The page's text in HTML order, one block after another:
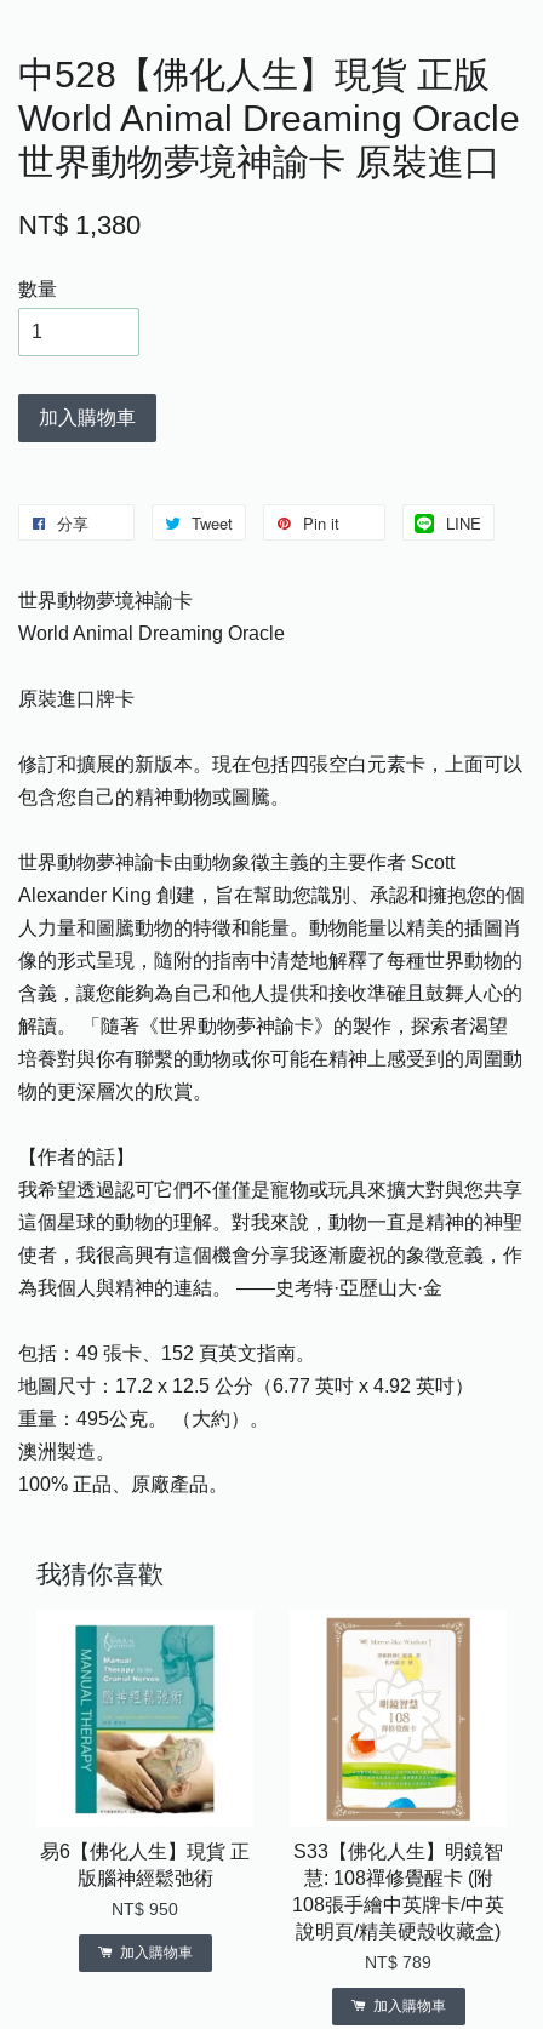
中528【佛化人生】現貨 正版
World Animal Dreaming Oracle
世界動物夢境神諭卡 原裝進口
NT$ 1,380
數量
加入購物車
分享 Tweet Pin it LINE
世界動物夢境神諭卡
World Animal Dreaming Oracle
原裝進口牌卡
修訂和擴展的新版本。現在包括四張空白元素卡，上面可以
包含您自己的精神動物或圖騰。
世界動物夢神諭卡由動物象徵主義的主要作者 Scott
Alexander King 創建，旨在幫助您識別、承認和擁抱您的個
人力量和圖騰動物的特徵和能量。動物能量以精美的插圖肖
像的形式呈現，隨附的指南中清楚地解釋了每種世界動物的
含義，讓您能夠為自己和他人提供和接收準確且鼓舞人心的
解讀。 「隨著《世界動物夢神諭卡》的製作，探索者渴望
培養對與你有聯繫的動物或你可能在精神上感受到的周圍動
物的更深層次的欣賞。
【作者的話】
我希望透過認可它們不僅僅是寵物或玩具來擴大對與您共享
這個星球的動物的理解。對我來說，動物一直是精神的神聖
使者，我很高興有這個機會分享我逐漸慶祝的象徵意義，作
為我個人與精神的連結。 ——史考特·亞歷山大·金
包括：49 張卡、152 頁英文指南。
地圖尺寸：17.2 x 12.5 公分（6.77 英吋 x 4.92 英吋）
重量：495公克。 （大約）。
澳洲製造。
100% 正品、原廠產品。
我猜你喜歡
易6【佛化人生】現貨 正
版腦神經鬆弛術
NT$ 950
加入購物車
S33【佛化人生】明鏡智
慧: 108禪修覺醒卡 (附
108張手繪中英牌卡/中英
說明頁/精美硬殼收藏盒)
NT$ 789
加入購物車